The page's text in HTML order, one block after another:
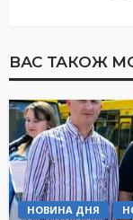
ВАС ТАКОЖ
НОВИНА ДНЯ